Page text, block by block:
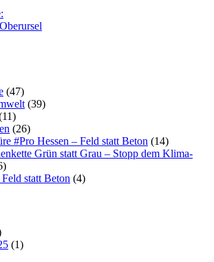
(47)
(39)
(26)
#Pro Hessen – Feld statt Beton (14)
Grün statt Grau – Stopp dem Klima-
statt Beton (4)
(1)